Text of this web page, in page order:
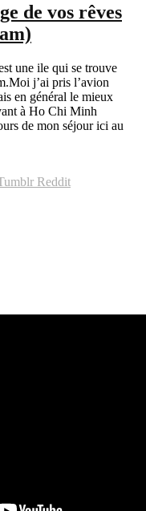
de vos rêves
une ile qui se trouve
j’ai pris l’avion
en général le mieux
à Ho Chi Minh
de mon séjour ici au
Reddit